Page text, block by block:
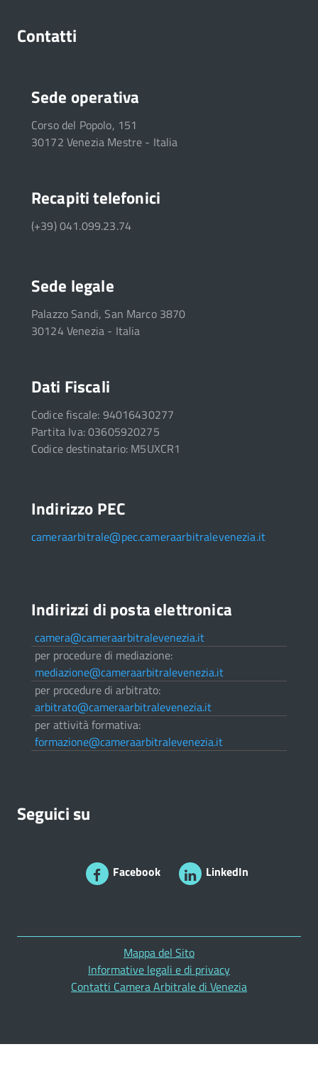
Contatti
Sede operativa
Corso del Popolo, 151
30172 Venezia Mestre - Italia
Recapiti telefonici
(+39) 041.099.23.74
Sede legale
Palazzo Sandi, San Marco 3870
30124 Venezia - Italia
Dati Fiscali
Codice fiscale: 94016430277
Partita Iva: 03605920275
Codice destinatario: M5UXCR1
Indirizzo PEC
cameraarbitrale@pec.cameraarbitralevenezia.it
Indirizzi di posta elettronica
camera@cameraarbitralevenezia.it
per procedure di mediazione:
mediazione@cameraarbitralevenezia.it
per procedure di arbitrato:
arbitrato@cameraarbitralevenezia.it
per attività formativa:
formazione@cameraarbitralevenezia.it
Seguici su
Facebook LinkedIn
Mappa del Sito
Informative legali e di privacy
Contatti Camera Arbitrale di Venezia